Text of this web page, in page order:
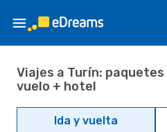
Viajes a Turín:
vuelo + hotel
Ida y vuelta